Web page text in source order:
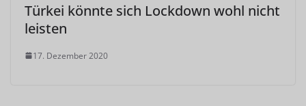
Türkei könnte sich Lockdown wohl nicht
leisten
17. Dezember 2020